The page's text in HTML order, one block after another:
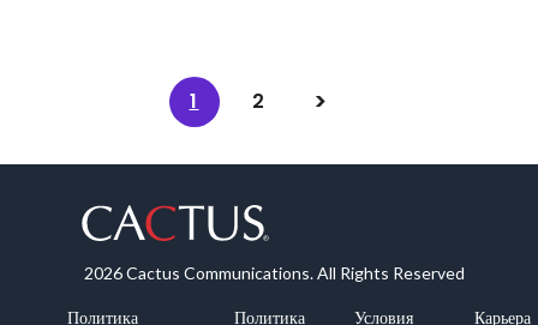
1 2
2026 Cactus Communications. All Rights Reserved
Политика Политика Условия Карьера